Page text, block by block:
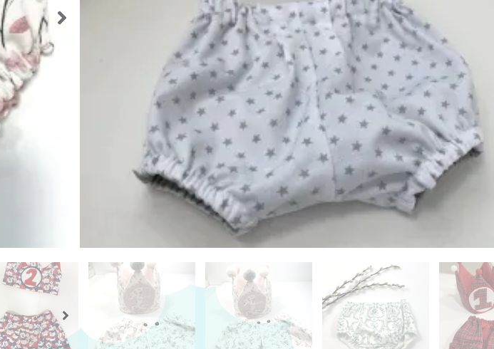
Añadir al carrito
Los productos personalizados se hacen bajo pedido, verifica
que el producto sea personalizable:
Importante: La personalización no esta incluida en el precio.
Volver a la tienda